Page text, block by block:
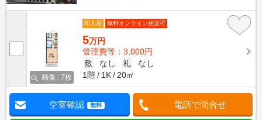
画像 : 7枚
即入居 無料オンライン相談可
5万円
管理費等：3,000円
敷
なし 礼
なし
1階
1K 20㎡
空室確認 無料 電話で問合せ